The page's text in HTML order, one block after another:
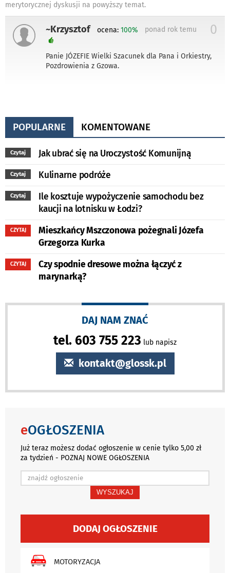
merytorycznej dyskusji na powyższy temat.
~Krzysztof 0
ponad rok temu
ocena: 100%
Panie JÓZEFIE Wielki Szacunek dla Pana i Orkiestry,
Pozdrowienia z Gzowa.
POPULARNE KOMENTOWANE
Czytaj Jak ubrać się na Uroczystość Komunijną
Czytaj Kulinarne podróże
Czytaj
Ile kosztuje wypożyczenie samochodu bez
kaucji na lotnisku w Łodzi?
CZYTAJ
Mieszkańcy Mszczonowa pożegnali Józefa
Grzegorza Kurka
CZYTAJ
Czy spodnie dresowe można łączyć z
marynarką?
DAJ NAM ZNAĆ
tel. 603 755 223 lub napisz
kontakt@glossk.pl
eOGŁOSZENIA
Już teraz możesz dodać ogłoszenie w cenie tylko 5,00 zł
za tydzień - POZNAJ NOWE OGŁOSZENIA
WYSZUKAJ
DODAJ OGŁOSZENIE
MOTORYZACJA